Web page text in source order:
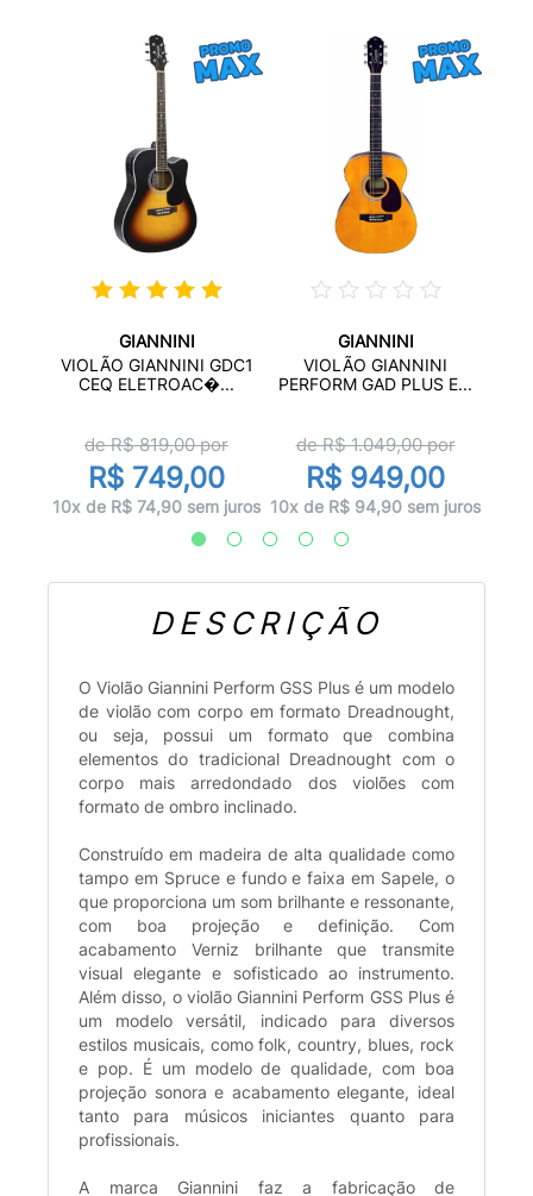
GIANNINI
VIOLÃO GIANNINI GDC1
CEQ ELETROAC�...
de R$819,00por
R$ 749,00
10x de R$ 74,90 sem juros
GIANNINI
VIOLÃO GIANNINI
PERFORM GAD PLUS E...
de R$1.049,00por
R$ 949,00
10x de R$ 94,90 sem juros
DESCRIÇÃO
O Violão Giannini Perform GSS Plus é um modelo
de violão com corpo em formato Dreadnought,
ou seja, possui um formato que combina
elementos do tradicional Dreadnought com o
corpo mais arredondado dos violões com
formato de ombro inclinado.
Construído em madeira de alta qualidade como
tampo em Spruce e fundo e faixa em Sapele, o
que proporciona um som brilhante e ressonante,
com boa projeção e definição. Com
acabamento Verniz brilhante que transmite
visual elegante e sofisticado ao instrumento.
Além disso, o violão Giannini Perform GSS Plus é
um modelo versátil, indicado para diversos
estilos musicais, como folk, country, blues, rock
e pop. É um modelo de qualidade, com boa
projeção sonora e acabamento elegante, ideal
tanto para músicos iniciantes quanto para
profissionais.
A marca Giannini faz a fabricação de